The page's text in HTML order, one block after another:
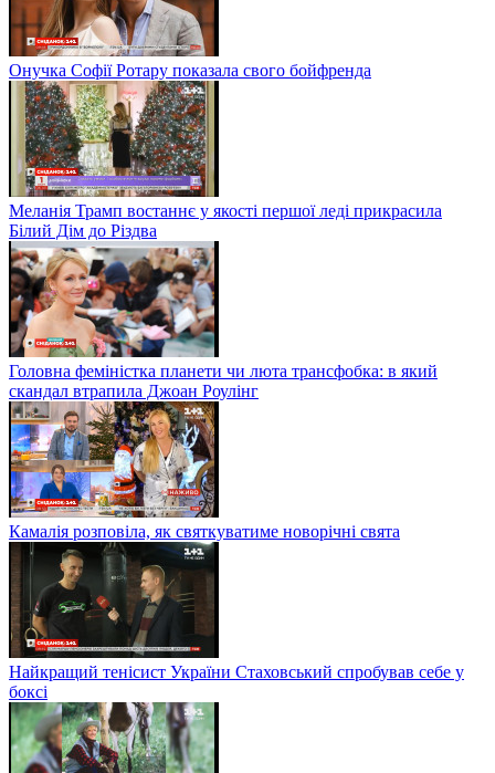
Онучка Софії Ротару показала свого бойфренда
Меланія Трамп востаннє у якості першої леді прикрасила
Білий Дім до Різдва
Головна феміністка планети чи люта трансфобка: в який
скандал втрапила Джоан Роулінг
Камалія розповіла, як святкуватиме новорічні свята
Найкращий тенісист України Стаховський спробував себе у
боксі